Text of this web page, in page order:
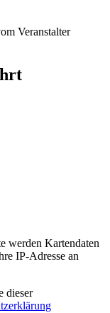
Veranstalter
werden Kartendaten
IP-Adresse an
dieser